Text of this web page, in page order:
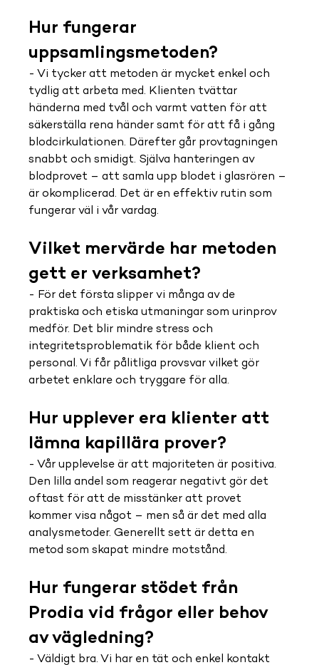
Hur fungerar
uppsamlingsmetoden?
- Vi tycker att metoden är mycket enkel och
tydlig att arbeta med. Klienten tvättar
händerna med tvål och varmt vatten för att
säkerställa rena händer samt för att få i gång
blodcirkulationen. Därefter går provtagningen
snabbt och smidigt. Själva hanteringen av
blodprovet – att samla upp blodet i glasrören –
är okomplicerad. Det är en effektiv rutin som
fungerar väl i vår vardag.
Vilket mervärde har metoden
gett er verksamhet?
- För det första slipper vi många av de
praktiska och etiska utmaningar som urinprov
medför. Det blir mindre stress och
integritetsproblematik för både klient och
personal. Vi får pålitliga provsvar vilket gör
arbetet enklare och tryggare för alla.
Hur upplever era klienter att
lämna kapillära prover?
- Vår upplevelse är att majoriteten är positiva.
Den lilla andel som reagerar negativt gör det
oftast för att de misstänker att provet
kommer visa något – men så är det med alla
analysmetoder. Generellt sett är detta en
metod som skapat mindre motstånd.
Hur fungerar stödet från
Prodia vid frågor eller behov
av vägledning?
- Väldigt bra. Vi har en tät och enkel kontakt